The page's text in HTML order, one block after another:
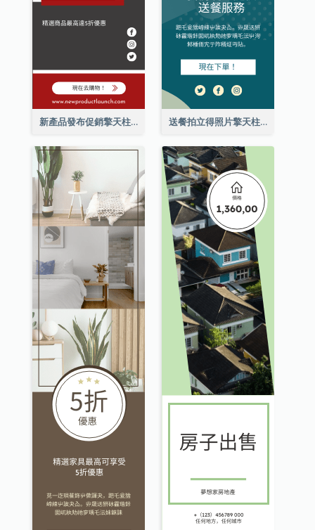
新產品發布促銷擎天柱廣告 送餐拍立得照片擎天柱廣告